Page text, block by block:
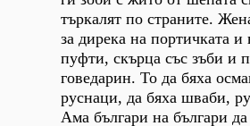
търкалят по страните.
за дирека на портичката
пуфти, скърца със зъби и
говедарин. То да бяха
руснаци, да бяха шваби,
Ама българи на българи